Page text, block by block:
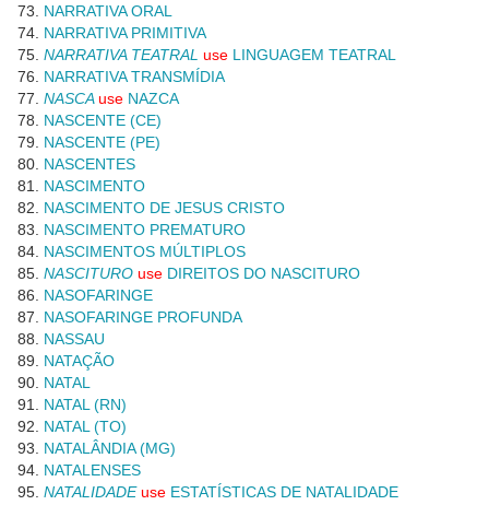
NARRATIVA ORAL
NARRATIVA PRIMITIVA
NARRATIVA TEATRAL use LINGUAGEM TEATRAL
NARRATIVA TRANSMÍDIA
NASCAuse NAZCA
NASCENTE (CE)
NASCENTE (PE)
NASCENTES
NASCIMENTO
NASCIMENTO DE JESUS CRISTO
NASCIMENTO PREMATURO
NASCIMENTOS MÚLTIPLOS
NASCITURO use DIREITOS DO NASCITURO
NASOFARINGE
NASOFARINGE PROFUNDA
NASSAU
NATAÇÃO
NATAL
NATAL (RN)
NATAL (TO)
NATALÂNDIA (MG)
NATALENSES
NATALIDADEuse ESTATÍSTICAS DE NATALIDADE